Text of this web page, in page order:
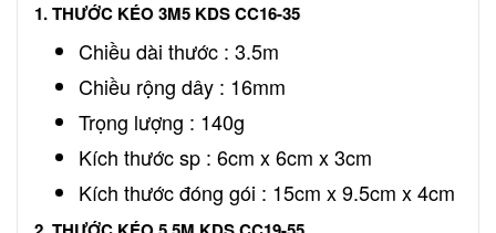
1. THƯỚC KÉO 3M5 KDS CC16-35
Chiều dài thước : 3.5m
Chiều rộng dây : 16mm
Trọng lượng : 140g
Kích thước sp : 6cm x 6cm x 3cm
Kích thước đóng gói : 15cm x 9.5cm x 4cm